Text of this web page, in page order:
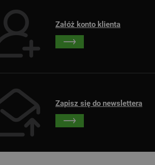
Załóż konto klienta
Zapisz się do newslettera